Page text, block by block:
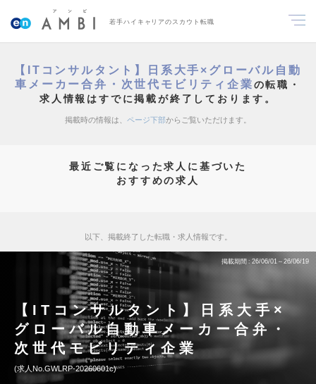
若手ハイキャリアのスカウト転職
【ITコンサルタント】日系大手×グローバル自動
車メーカー合弁・次世代モビリティ企業の転職・
求人情報はすでに掲載が終了しております。
掲載時の情報は、 ページ下部からご覧いただけます。
最近ご覧になった求人に基づいた
おすすめの求人
以下、掲載終了した転職・求人情報です。
掲載期間 26/06/01～26/06/19
【ITコンサルタント】日系大手×
グローバル自動車メーカー合弁・
次世代モビリティ企業
求人No.GWLRP-20260601c